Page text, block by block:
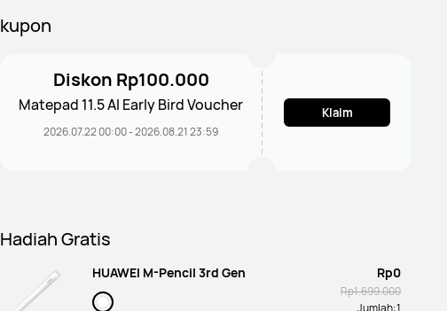
kupon
Diskon Rp100.000
Matepad 11.5 AI Early Bird Voucher
2026.07.22 00:00 - 2026.08.21 23:59
Klaim
Hadiah Gratis
HUAWEI M-Pencil 3rd Gen Rp0
Rp1.699.000
Jumlah:1